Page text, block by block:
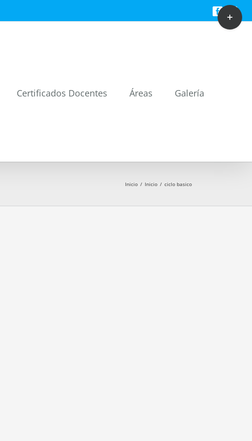
Facebook
Certificados Docentes Áreas Galería
Inicio / Inicio / ciclo basico
Toggle
Sliding